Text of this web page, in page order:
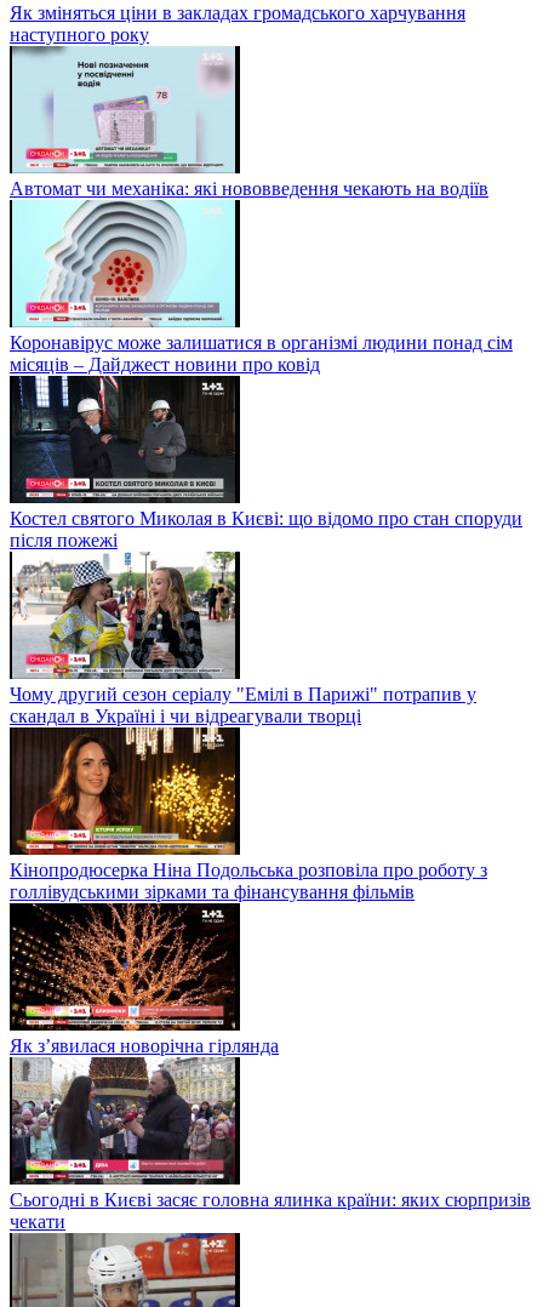
Як зміняться ціни в закладах громадського харчування
наступного року
Автомат чи механіка: які нововведення чекають на водіїв
Коронавірус може залишатися в організмі людини понад сім
місяців – Дайджест новини про ковід
Костел святого Миколая в Києві: що відомо про стан споруди
після пожежі
Чому другий сезон серіалу "Емілі в Парижі" потрапив у
скандал в Україні і чи відреагували творці
Кінопродюсерка Ніна Подольська розповіла про роботу з
голлівудськими зірками та фінансування фільмів
Як з’явилася новорічна гірлянда
Сьогодні в Києві засяє головна ялинка країни: яких сюрпризів
чекати